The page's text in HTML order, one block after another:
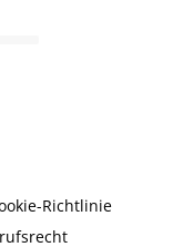
Richtlinie